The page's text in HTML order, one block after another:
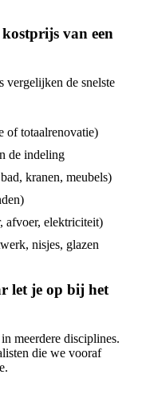
van een
vergelijken de snelste
of totaalrenovatie)
de indeling
kranen, meubels)
afvoer, elektriciteit)
nisjes, glazen
let je op bij het
meerdere disciplines.
die we vooraf